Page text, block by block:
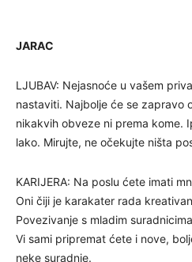
JARAC
LJUBAV: Nejasnoće u vašem
nastaviti. Najbolje će se zapravo
nikakvih obveze ni prema kome.
lako. Mirujte, ne očekujte ništa
KARIJERA: Na poslu ćete imati
Oni čiji je karakater rada
Povezivanje s mladim
Vi sami pripremat ćete i nove,
neke suradnje.